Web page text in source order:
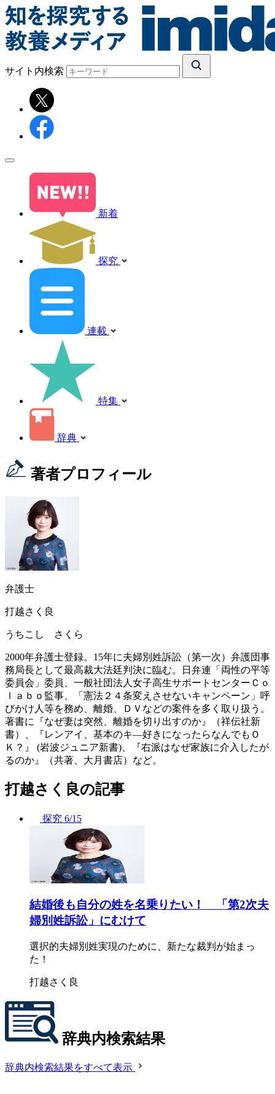
サイト内検索
新着
探究
連載
特集
辞典
著者プロフィール
弁護士
打越さく良
うちこし さくら
2000年弁護士登録。15年に夫婦別姓訴訟（第一次）弁護団事
務局長として最高裁大法廷判決に臨む。日弁連「両性の平等
委員会」委員、一般社団法人女子高生サポートセンターＣｏ
ｌａｂｏ監事、「憲法２４条変えさせないキャンペーン」呼
びかけ人等を務め、離婚、ＤＶなどの案件を多く取り扱う。
著書に『なぜ妻は突然、離婚を切り出すのか』（祥伝社新
書）、『レンアイ、基本のキ―好きになったらなんでもＯ
Ｋ？』 (岩波ジュニア新書)、『右派はなぜ家族に介入したが
るのか』（共著、大月書店）など。
打越さく良の記事
探究 6/15
結婚後も自分の姓を名乗りたい！ 「第2次夫
婦別姓訴訟」にむけて
選択的夫婦別姓実現のために、新たな裁判が始まっ
た！
打越さく良
辞典内検索結果
辞典内検索結果をすべて表示